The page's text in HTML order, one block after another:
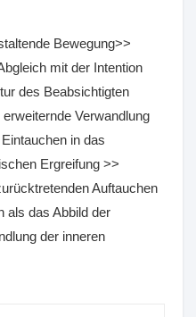
Bewegung>>
mit der Intention
des Beabsichtigten
Verwandlung
in das
Ergreifung >>
Auftauchen
als das Abbild der
der inneren